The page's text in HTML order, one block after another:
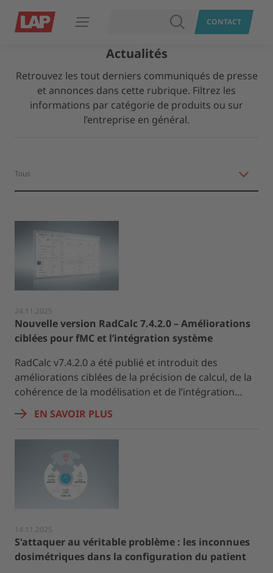
Ouvrir le menu RECHERCHER
CONTACT
Actualités
Retrouvez les tout derniers communiqués de presse
et annonces dans cette rubrique. Filtrez les
informations par catégorie de produits ou sur
l’entreprise en général.
24.11.2025
Nouvelle version RadCalc 7.4.2.0 – Améliorations
ciblées pour fMC et l’intégration système
RadCalc v7.4.2.0 a été publié et introduit des
améliorations ciblées de la précision de calcul, de la
cohérence de la modélisation et de l’intégration…
EN SAVOIR PLUS
14.11.2025
S'attaquer au véritable problème : les inconnues
dosimétriques dans la configuration du patient